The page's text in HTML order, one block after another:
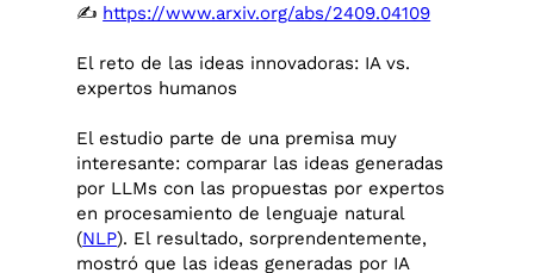
✍ https://www.arxiv.org/abs/2409.04109
El reto de las ideas innovadoras: IA vs.
expertos humanos
El estudio parte de una premisa muy
interesante: comparar las ideas generadas
por LLMs con las propuestas por expertos
en procesamiento de lenguaje natural
(NLP). El resultado, sorprendentemente,
mostró que las ideas generadas por IA